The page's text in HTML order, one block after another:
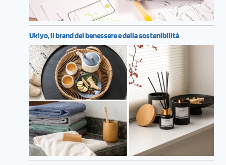
Ukiyo, il brand del benessere e della sostenibilità